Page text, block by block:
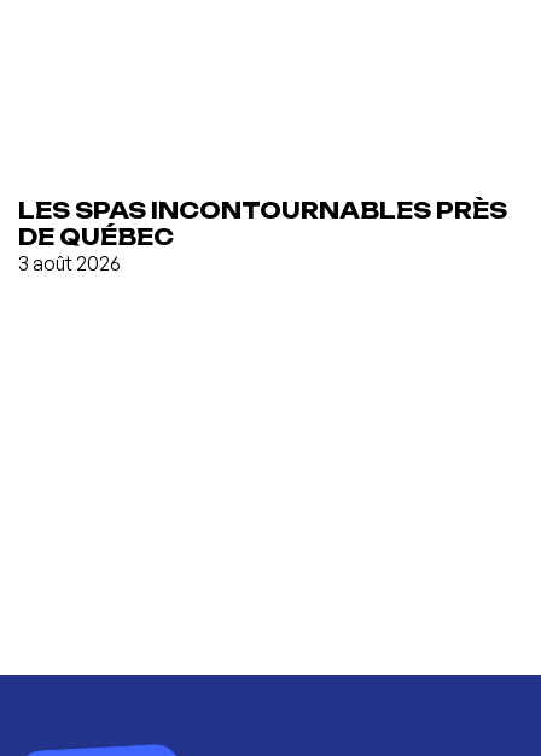
LES SPAS INCONTOURNABLES PRÈS
DE QUÉBEC
3 août 2026